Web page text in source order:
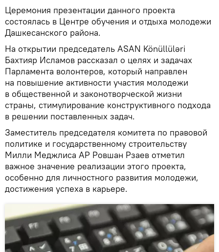
Церемония презентации данного проекта
состоялась в Центре обучения и отдыха молодежи
Дашкесанского района.
На открытии председатель ASAN Könüllüləri
Бахтияр Исламов рассказал о целях и задачах
Парламента волонтеров, который направлен
на повышение активности участия молодежи
в общественной и законотворческой жизни
страны, стимулирование конструктивного подхода
в решении поставленных задач.
Заместитель председателя комитета по правовой
политике и государственному строительству
Милли Меджлиса АР Ровшан Рзаев отметил
важное значение реализации этого проекта,
особенно для личностного развития молодежи,
достижения успеха в карьере.